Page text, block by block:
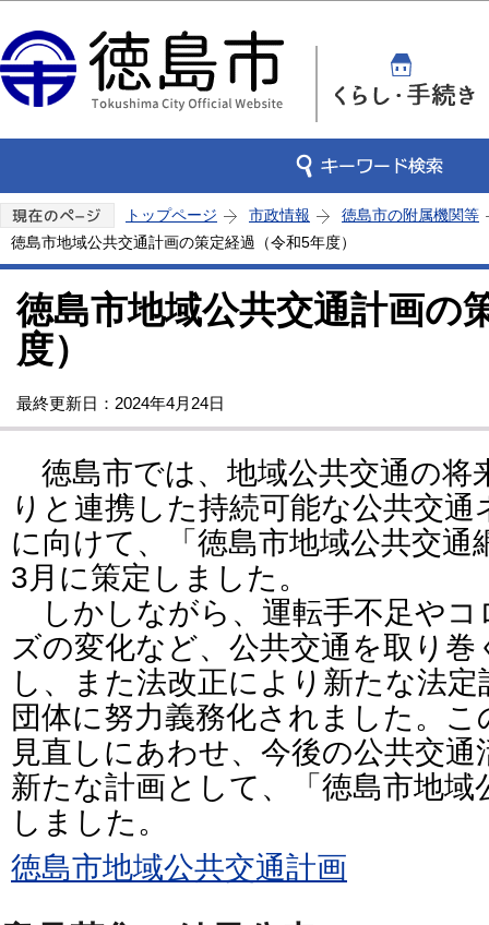
トップページ 市政情報
徳島市の附属機関等
徳島市地域公共交通計画の策定経過（令和5年度）
徳島市地域公共交通計画の
度）
最終更新日：2024年4月24日
徳島市では、地域公共交通の将
りと連携した持続可能な公共交
に向けて、「徳島市地域公共交通
3月に策定しました。
しかしながら、運転手不足やコ
ズの変化など、公共交通を取り
し、また法改正により新たな法
団体に努力義務化されました。
見直しにあわせ、今後の公共交
新たな計画として、「徳島市地域
しました。
徳島市地域公共交通計画